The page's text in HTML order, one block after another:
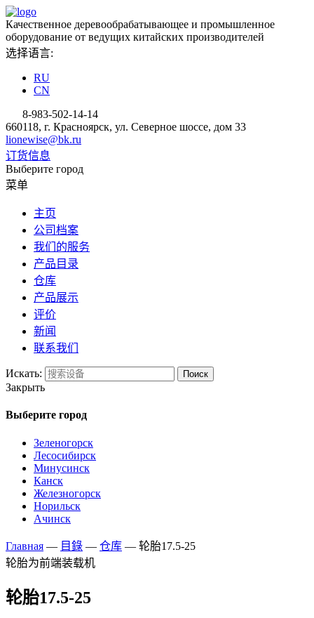
Качественное деревообрабатывающее и промышленное
оборудование от ведущих китайских производителей
选择语言:
RU
CN
8-983-502-14-14
660118, г. Красноярск, ул. Северное шоссе, дом 33
lionewise@bk.ru
订货信息
Выберите город
菜单
主页
公司档案
我们的服务
产品目录
仓库
产品展示
评价
新闻
联系我们
Искать: Поиск
Закрыть
Выберите город
Зеленогорск
Лесосибирск
Минусинск
Канск
Железногорск
Норильск
Ачинск
Главная — 目錄 — 仓库 — 轮胎17.5-25
轮胎为前端装载机
轮胎17.5-25